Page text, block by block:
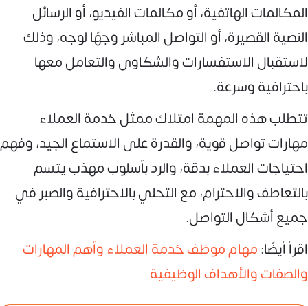
المكالمات الهاتفية، أو مكالمات الفيديو، أو الرسائل
النصية القصيرة، أو التواصل المباشر وجهًا لوجه، وذلك
لاستقبال الاستفسارات والشكاوى والتعامل معها
باحترافية وسرعة.
تتطلب هذه المهمة امتلاك ممثل خدمة العملاء
مهارات تواصل قوية، والقدرة على الاستماع الجيد، وفهم
احتياجات العملاء بدقة، والرد بأسلوب مهذب يتسم
بالتعاطف والاحترام، مع التحلي بالاحترافية والصبر في
جميع أشكال التواصل.
اقرأ أيضًا:مهام موظف خدمة العملاء وأهم المهارات
والصفات والأهداف الوظيفية